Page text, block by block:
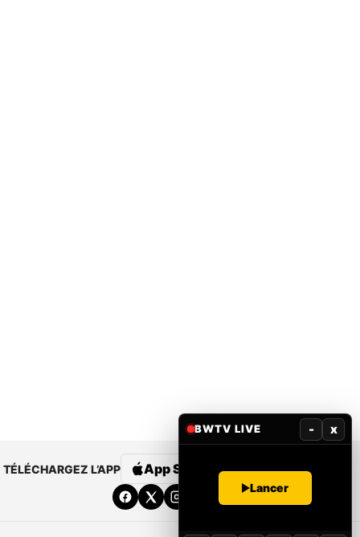
TÉLÉCHARGEZ L’APP App Store Google Play
BWTV LIVE - x
Lancer